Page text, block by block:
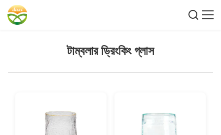
টাম্বলার ড্রিংকিং গ্লাস